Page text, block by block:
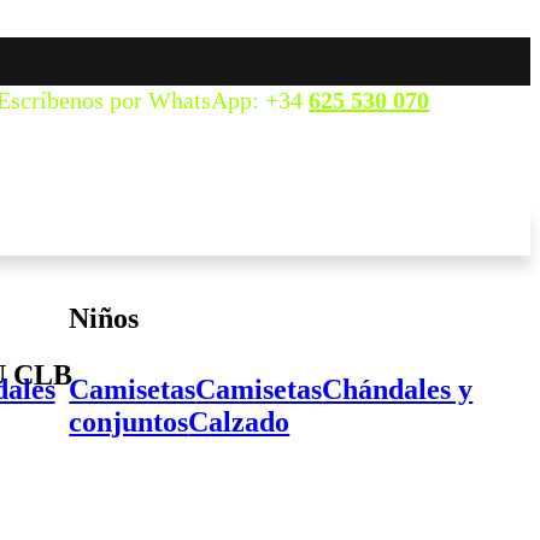
por WhatsApp: +34 625 530 070
Niños
CamisetasCamisetasChándales y
conjuntosCalzado
CLB